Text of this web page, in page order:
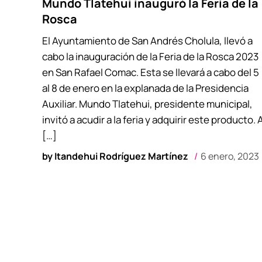
Rosca
byItandehui Rodríguez Martínez 6 enero, 2023
El Ayuntamiento de San Andrés Cholula, llevó a
cabo la inauguración de la Feria de la Rosca 2023
en San Rafael Comac. Esta se llevará a cabo del 5
al 8 de enero en la explanada de la Presidencia
Auxiliar. Mundo Tlatehui, presidente municipal,
invitó a acudir a la feria y adquirir este producto.
[…]